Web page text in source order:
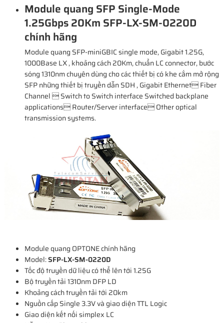
Module quang SFP Single-Mode
1.25Gbps 20Km SFP-LX-SM-0220D
chính hãng
Module quang SFP-miniGBIC single mode, Gigabit 1.25G,
1000Base LX , khoảng cách 20Km, chuẩn LC connector, bước
sóng 1310nm chuyên dùng cho các thiết bị có khe cắm mở rộng
SFP những thiết bị truyền dẫn SDH , Gigabit Ethernet Fiber
Channel  Switch to Switch interface Switched backplane
applications Router/Server interface Other optical
transmission systems.
Module quang OPTONE chính hãng
Model:SFP-LX-SM-0220D
Tốc độ truyền dữ liệu có thể lên tới 1.25G
Bộ truyền tải 1310nm DFP LD
Khoảng cách truyền tải tới 20km
Nguồn cấp Single 3.3V và giao diện TTL Logic
Giao diện kết nối simplex LC